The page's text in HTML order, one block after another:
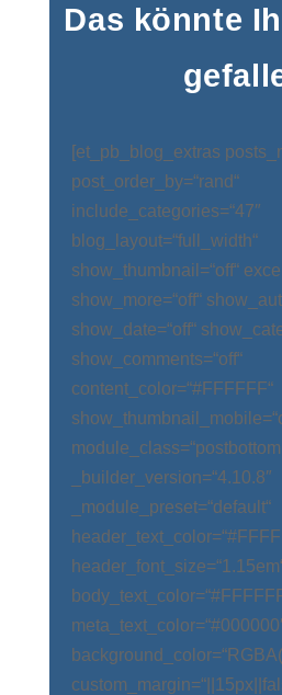
Das könnte
[et_pb_blog_extras
post_order_by=“rand“
include_categories=“47″
blog_layout=“full_width“
show_thumbnail=“off“
show_more=“off“
show_date=“off“
show_comments=“off“
content_color=“#FFFFFF“
_builder_version=“4.10.8″
_module_preset=“default“